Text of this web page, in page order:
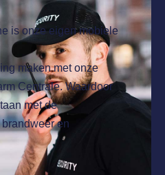
is onze eigen mobiele
maken met onze
Centrale. Waardoor
met de
en